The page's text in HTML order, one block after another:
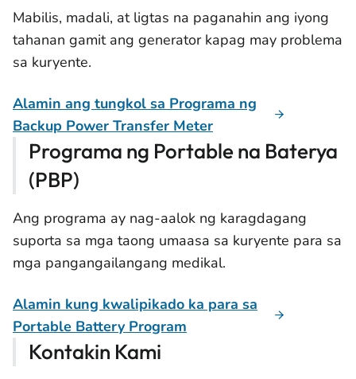
Mabilis, madali, at ligtas na paganahin ang iyong
tahanan gamit ang generator kapag may problema
sa kuryente.
Alamin ang tungkol sa Programa ng
Backup Power Transfer Meter
Programa ng Portable na Baterya
(PBP)
Ang programa ay nag-aalok ng karagdagang
suporta sa mga taong umaasa sa kuryente para sa
mga pangangailangang medikal.
Alamin kung kwalipikado ka para sa
Portable Battery Program
Kontakin Kami